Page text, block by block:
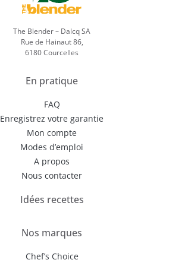
The Blender – Dalcq SA
Rue de Hainaut 86,
6180 Courcelles
En pratique
FAQ
Enregistrez votre garantie
Mon compte
Modes d’emploi
A propos
Nous contacter
Idées recettes
Nos marques
Chef’s Choice